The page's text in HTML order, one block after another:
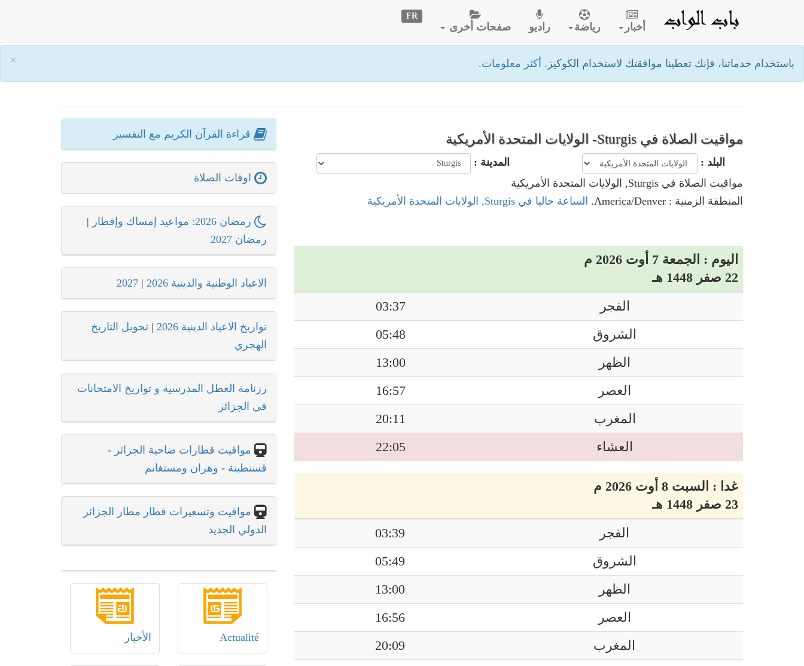
× باستخدام خدماتنا، فإنك تعطينا موافقتك لاستخدام الكوكيز. أكثر معلومات.
أخبار رياضة راديو صفحات أخرى
FR
مواقيت الصلاة في Sturgis- الولايات المتحدة الأمريكية
البلد :
المدينة :
مواقيت الصلاة في Sturgis, الولايات المتحدة الأمريكية
المنطقة الزمنية : America/Denver.
الساعة حاليا في Sturgis, الولايات المتحدة الأمريكية
اليوم : الجمعة 7 أوت 2026 م
22 صفر 1448 هـ
الفجر
03:37
الشروق
05:48
الظهر
13:00
العصر
16:57
المغرب
20:11
العشاء
22:05
غدا : السبت 8 أوت 2026 م
23 صفر 1448 هـ
الفجر
03:39
الشروق
05:49
الظهر
13:00
العصر
16:56
المغرب
20:09
قراءة القرآن الكريم مع التفسير
اوقات الصلاة
رمضان 2026: مواعيد إمساك وإفطار
|
رمضان 2027
الاعياد الوطنية والدينية 2026 |
2027
تواريخ الاعياد الدينية 2026 | تحويل التاريخ
الهجري
رزنامة العطل المدرسية و تواريخ الامتحانات
في الجزائر
مواقيت قطارات ضاحية الجزائر -
قسنطينة - وهران ومستغانم
مواقيت وتسعيرات قطار مطار الجزائر
الدولي الجديد
Actualité الأخبار